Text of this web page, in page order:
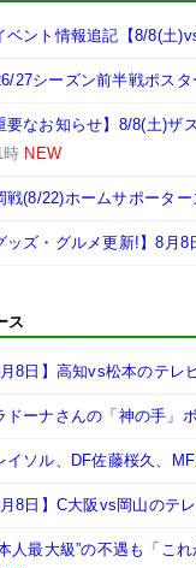
ント情報追記【8/8(土
27シーズン前半戦ポス
要なお知らせ】8/8(土)
時 NEW
戦(8/22)ホームサポータ
ッズ・グルメ更新!】8月
ス
月8日】高知vs松本のテ
ドーナさんの「神の手」
イソル、DF佐藤桜久、
月8日】C大阪vs岡山のテ
人最大級”の不遇も「こ